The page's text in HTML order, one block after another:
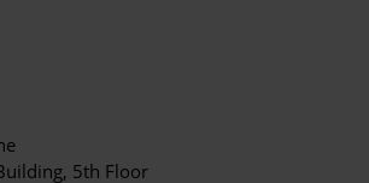
5th Floor